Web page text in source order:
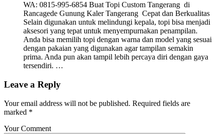
WA: 0815-995-6854 Buat Topi Custom Tangerang di
Rancagede Gunung Kaler Tangerang Cepat dan Berkualitas
Selain digunakan untuk melindungi kepala, topi bisa menjadi
aksesori yang tepat untuk menyempurnakan penampilan.
Anda bisa memilih topi dengan warna dan model yang sesuai
dengan pakaian yang digunakan agar tampilan semakin
prima. Anda pun akan tampil lebih percaya diri dengan gaya
tersendiri. …
Leave a Reply
Your email address will not be published. Required fields are
marked *
Your Comment